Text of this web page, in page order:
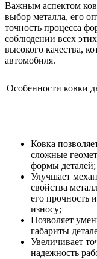
Важным аспектом
выбор металла, его
точность процесса
соблюдении всех
высокого качества,
автомобиля.
Особенности ковки
Ковка
сложные
формы деталей;
Улучшает
свойства
его прочность
износу;
Позволяет
габариты
Увеличивает
надежность